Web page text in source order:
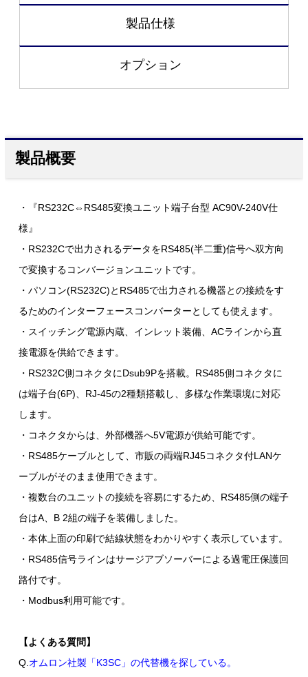
製品仕様
オプション
製品概要
・『RS232C⇔RS485変換ユニット端子台型 AC90V-240V仕
様』
・RS232Cで出力されるデータをRS485(半二重)信号へ双方向
で変換するコンバージョンユニットです。
・パソコン(RS232C)とRS485で出力される機器との接続をす
るためのインターフェースコンバーターとしても使えます。
・スイッチング電源内蔵、インレット装備、ACラインから直
接電源を供給できます。
・RS232C側コネクタにDsub9Pを搭載。RS485側コネクタに
は端子台(6P)、RJ-45の2種類搭載し、多様な作業環境に対応
します。
・コネクタからは、外部機器へ5V電源が供給可能です。
・RS485ケーブルとして、市販の両端RJ45コネクタ付LANケ
ーブルがそのまま使用できます。
・複数台のユニットの接続を容易にするため、RS485側の端子
台はA、B 2組の端子を装備しました。
・本体上面の印刷で結線状態をわかりやすく表示しています。
・RS485信号ラインはサージアブソーバーによる過電圧保護回
路付です。
・Modbus利用可能です。
【よくある質問】
Q.オムロン社製「K3SC」の代替機を探している。